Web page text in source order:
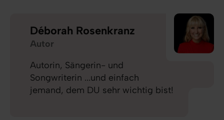
Déborah Rosenkranz
Autor
Autorin, Sängerin- und
Songwriterin ...und einfach
jemand, dem DU sehr wichtig bist!